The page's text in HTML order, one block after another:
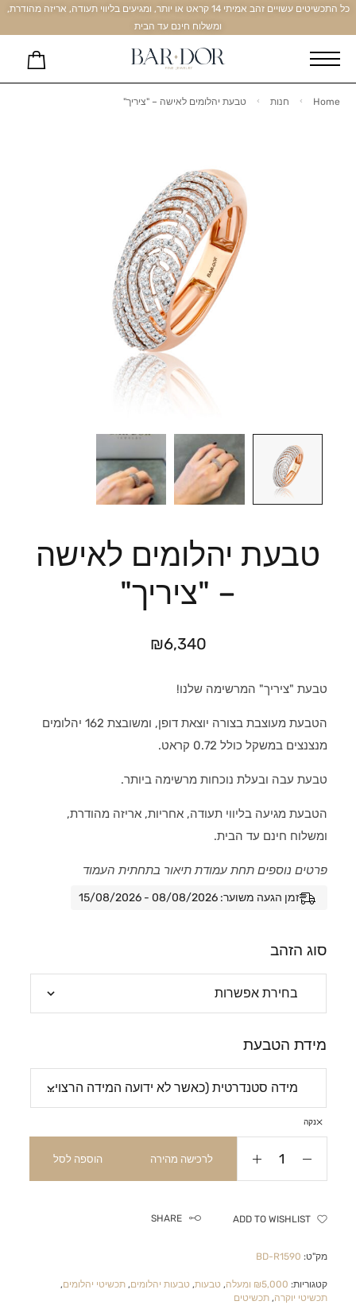
כל התכשיטים עשויים זהב אמיתי 14 קראט או יותר, ומגיעים בליווי תעודה, אריזה מהודרת,
ומשלוח חינם עד הבית
Home חנות טבעת יהלומים לאישה – "ציריך"
טבעת יהלומים לאישה
– "ציריך"
₪6,340
טבעת "ציריך" המרשימה שלנו!
הטבעת מעוצבת בצורה יוצאת דופן, ומשובצת 162 יהלומים
מנצנצים במשקל כולל 0.72 קראט.
טבעת עבה ובעלת נוכחות מרשימה ביותר.
הטבעת מגיעה בליווי תעודה, אחריות, אריזה מהודרת,
ומשלוח חינם עד הבית.
פרטים נוספים תחת עמודת תיאור בתחתית העמוד
זמן הגעה משוער: 08/08/2026 - 15/08/2026
סוג הזהב
מידת הטבעת
נקה
לרכישה מהירה הוספה לסל
ADD TO WISHLIST
SHARE
מק"ט: BD-R1590
קטגוריות: ₪5,000 ומעלה , טבעות, טבעות יהלומים,תכשיטי יהלומים,
תכשיטי יוקרה,תכשיטים